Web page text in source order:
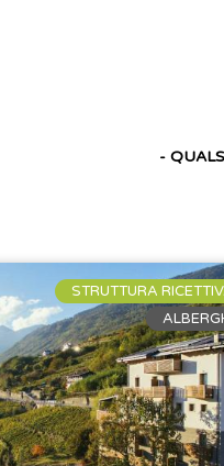
-
STRUTTURA